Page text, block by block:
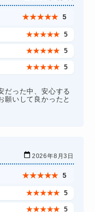
★★★★★ 5
★★★★★ 5
★★★★★ 5
★★★★★ 5
だった中、安心する
願いして良かったと
2026年8月3日
★★★★★ 5
★★★★★ 5
★★★★★ 5